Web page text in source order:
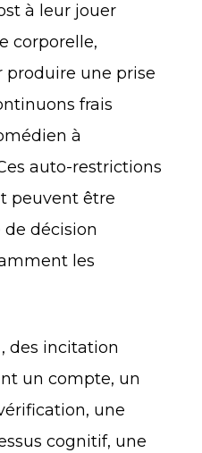
à leur jouer
corporelle,
produire une prise
frais
à
auto-restrictions
peuvent être
décision
les
des incitation
un compte, un
une
cognitif, une